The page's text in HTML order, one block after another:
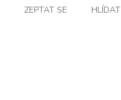
ZEPTAT SE HLÍDAT